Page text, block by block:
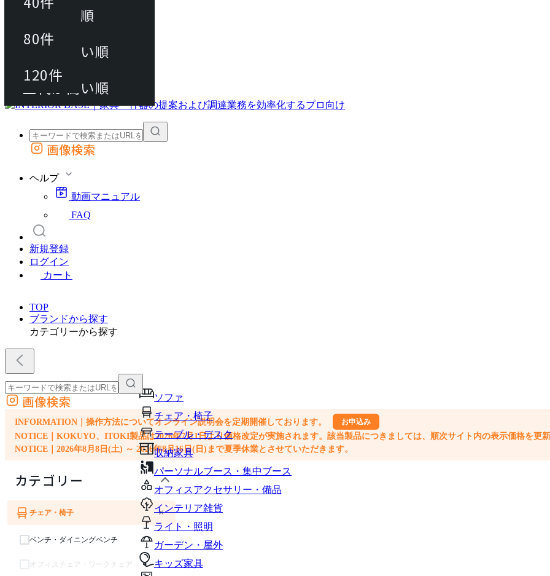
動画マニュアル
FAQ
カート
外部サイトの商品をカートに追加
画像検索
ヘルプ
動画マニュアル
FAQ
新規登録
ログイン
カート
TOP
ブランドから探す
カテゴリーから探す
ソファ
チェア・椅子
テーブル・デスク
収納家具
パーソナルブース・集中ブース
オフィスアクセサリー・備品
インテリア雑貨
ライト・照明
ガーデン・屋外
キッズ家具
外部サイトの商品をカートに追加
他のサイトで見つけた商品ページのURLを貼り付けて、カートに追加できます
画像検索
INFORMATION｜操作方法についてオンライン説明会を定期開催しております。 お申込み
NOTICE｜KOKUYO、ITOKI製品は2026年7月1日より価格改定が実施されます。該当製品につきましては、順次サイト内の表示価格を更新
NOTICE｜2026年8月8日(土) ～ 2026年8月16日(日)まで夏季休業とさせていただきます。
カテゴリー
ソファ
チェア・椅子 ×
ベンチ・ダイニングベンチ
オフィスチェア・ワークチェア
80件
120件
おすすめ順
上代が安い順
上代が高い順
80件
120件